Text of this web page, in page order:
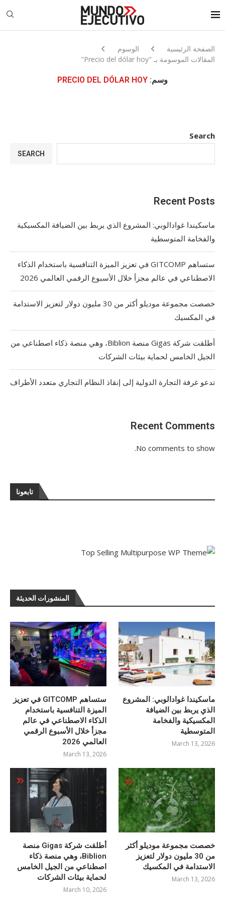
الصفحة الرئيسية
الوسوم
المقالات الموسومة بـ "Precio del dólar hoy"
وسم: PRECIO DEL DÓLAR HOY
Search
SEARCH
Recent Posts
ماسكيندا غوادالوبي: المشروع الذي يربط بين الضيافة المكسيكية
والفخامة المتوسطية
ستساهم GITCOMP في تعزيز الميزة التنافسية باستخدام الذكاء
الاصطناعي في عالم مجزأ خلال الأسبوع الرقمي العالمي 2026
خصصت مجموعة موديلو أكثر من 30 مليون دولار لتعزيز الاستدامة
في المكسيك
أطلقت شركة Gigas منصة Biblion، وهي منصة ذكاء اصطناعي من
الجيل الخامس لحماية بيئات الشركات
تدعو غرفة التجارة الدولية إلى إنقاذ النظام التجاري متعدد الأطراف
Recent Comments
No comments to show.
تابعونا
المنشورات الحديثة
ماسكيندا غوادالوبي: المشروع
الذي يربط بين الضيافة
المكسيكية والفخامة
المتوسطية
March 13, 2026
ستساهم GITCOMP في تعزيز
الميزة التنافسية باستخدام
الذكاء الاصطناعي في عالم
مجزأ خلال الأسبوع الرقمي
العالمي 2026
March 13, 2026
خصصت مجموعة موديلو أكثر
من 30 مليون دولار لتعزيز
الاستدامة في المكسيك
March 13, 2026
أطلقت شركة Gigas منصة
Biblion، وهي منصة ذكاء
اصطناعي من الجيل الخامس
لحماية بيئات الشركات
March 10, 2026